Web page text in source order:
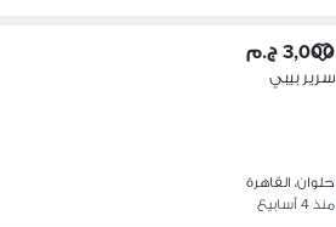
3,000 ج.م
سرير بيبي
حلوان، القاهرة
منذ 4 أسابيع